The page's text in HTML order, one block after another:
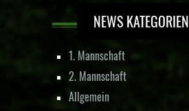
NEWS KATEGORIEN
1. Mannschaft
2. Mannschaft
Allgemein